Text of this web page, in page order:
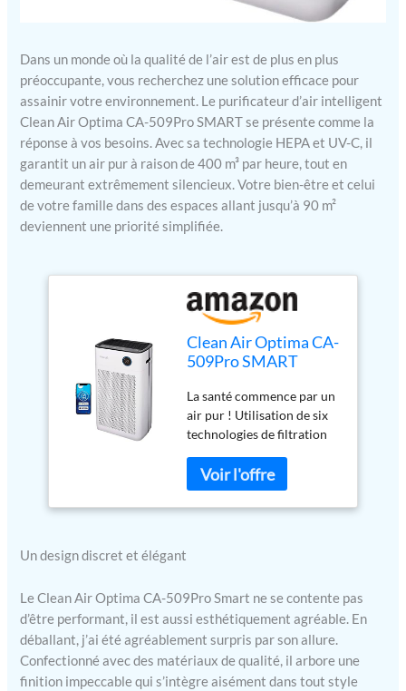
Dans un monde où la qualité de l’air est de plus en plus
préoccupante, vous recherchez une solution efficace pour
assainir votre environnement. Le purificateur d’air intelligent
Clean Air Optima CA-509Pro SMART se présente comme la
réponse à vos besoins. Avec sa technologie HEPA et UV-C, il
garantit un air pur à raison de 400 m³ par heure, tout en
demeurant extrêmement silencieux. Votre bien-être et celui
de votre famille dans des espaces allant jusqu’à 90 m²
deviennent une priorité simplifiée.
Clean Air Optima CA-
509Pro SMART
intelligent HEPA UV-
C – Ventilateur très
silencieux < 10 dB(A)
– 400 m³ d'air sans
particules par heure –
Convient pour des
pièces jusqu'à : 90
La santé commence par un
air pur ! Utilisation de six
technologies de filtration
d'air intelligent HEPA UV
CA-509Pro crée un air
intérieur propre et frais et
tabac, gaz, poussières fines
(PM2.5), squames
d'animaux domestiques,
acariens, spores de
moisissure, pollen
Un design discret et élégant
Le Clean Air Optima CA-509Pro Smart ne se contente pas
d’être performant, il est aussi esthétiquement agréable. En
déballant, j’ai été agréablement surpris par son allure.
Confectionné avec des matériaux de qualité, il arbore une
finition impeccable qui s’intègre aisément dans tout style